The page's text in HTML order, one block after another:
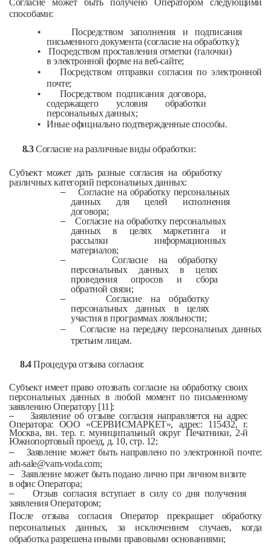
способами:
•
Посредством заполнения и подписания
письменного документа (согласие на обработку);
•
Посредством проставления отметки (галочки)
в электронной форме на веб-сайте;
•
Посредством отправки согласия по электронной
почте;
•
Посредством подписания договора,
содержащего условия обработки
персональных данных;
•
Иные официально подтвержденные способы.
8.3Согласие на различные виды обработки:
Субъект может дать разные согласия на обработку
различных категорий персональных данных:
–
Согласие на обработку персональных
данных для целей исполнения
договора;
–
Согласие на обработку персональных
данных в целях маркетинга и
рассылки информационных
материалов;
–
Согласие на обработку
персональных данных в целях
проведения опросов и сбора
обратной связи;
–
Согласие на обработку
персональных данных в целях
участия в программах лояльности;
–
Согласие на передачу персональных данных
третьим лицам.
8.4Процедура отзыва согласия:
Субъект имеет право отозвать согласие на обработку своих
персональных данных в любой момент по письменному
заявлению Оператору [11]:
–
Заявление об отзыве согласия направляется на адрес
Оператора: ООО «СЕРВИСМАРКЕТ», адрес: 115432, г.
Москва, вн. тер. г. муниципальный округ Печатники, 2-й
Южнопортовый проезд, д. 10, стр. 12;
–
Заявление может быть направлено по электронной почте:
arh-sale@vam-voda.com;
–
Заявление может быть подано лично при личном визите
в офисОператора;
–
Отзыв согласия вступает в силу со дня получения
заявленияОператором;
После отзыва согласия Оператор прекращает обработку
персональных данных, за исключением случаев, когда
обработка разрешена иными правовыми основаниями;